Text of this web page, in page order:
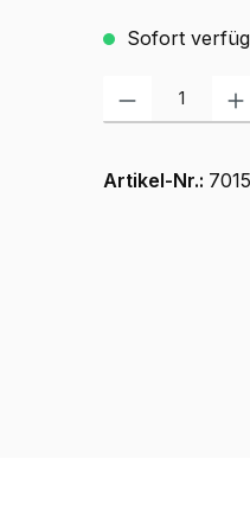
Sofort
Produkt Anzahl:
Artikel-Nr.: